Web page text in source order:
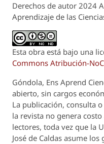
Derechos de autor 2024
Aprendizaje de las
Esta obra está bajo una
Commons Atribución-
Góndola, Ens Aprend
abierto, sin cargos
La publicación, consulta
la revista no genera
lectores, toda vez que la
José de Caldas asume